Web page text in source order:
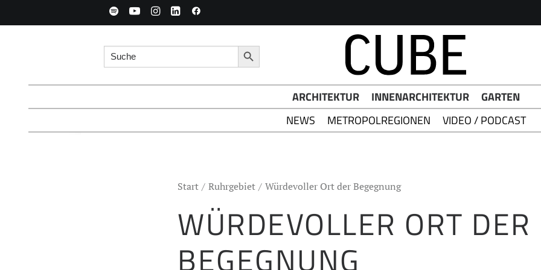
Search for: Search Button
ARCHITEKTUR INNENARCHITEKTUR
GARTEN
NEWS
METROPOLREGIONEN VIDEO / PODCAST
Start Ruhrgebiet Würdevoller Ort der Begegnung
WÜRDEVOLLER ORT DER
BEGEGNUNG